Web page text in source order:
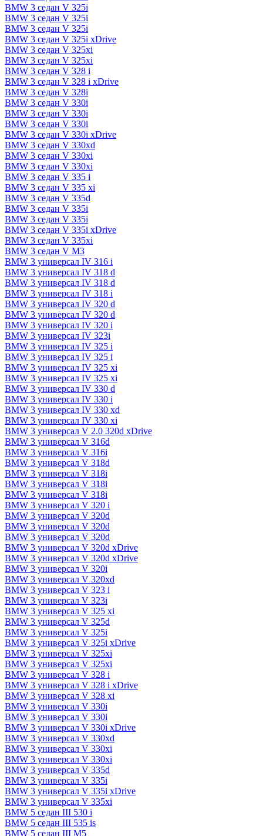
BMW 3 седан V 325i
BMW 3 седан V 325i
BMW 3 седан V 325i
BMW 3 седан V 325i xDrive
BMW 3 седан V 325xi
BMW 3 седан V 325xi
BMW 3 седан V 328 i
BMW 3 седан V 328 i xDrive
BMW 3 седан V 328i
BMW 3 седан V 330i
BMW 3 седан V 330i
BMW 3 седан V 330i
BMW 3 седан V 330i xDrive
BMW 3 седан V 330xd
BMW 3 седан V 330xi
BMW 3 седан V 330xi
BMW 3 седан V 335 i
BMW 3 седан V 335 xi
BMW 3 седан V 335d
BMW 3 седан V 335i
BMW 3 седан V 335i
BMW 3 седан V 335i xDrive
BMW 3 седан V 335xi
BMW 3 седан V M3
BMW 3 универсал IV 316 i
BMW 3 универсал IV 318 d
BMW 3 универсал IV 318 d
BMW 3 универсал IV 318 i
BMW 3 универсал IV 320 d
BMW 3 универсал IV 320 d
BMW 3 универсал IV 320 i
BMW 3 универсал IV 323i
BMW 3 универсал IV 325 i
BMW 3 универсал IV 325 i
BMW 3 универсал IV 325 xi
BMW 3 универсал IV 325 xi
BMW 3 универсал IV 330 d
BMW 3 универсал IV 330 i
BMW 3 универсал IV 330 xd
BMW 3 универсал IV 330 xi
BMW 3 универсал V 2.0 320d xDrive
BMW 3 универсал V 316d
BMW 3 универсал V 316i
BMW 3 универсал V 318d
BMW 3 универсал V 318i
BMW 3 универсал V 318i
BMW 3 универсал V 318i
BMW 3 универсал V 320 i
BMW 3 универсал V 320d
BMW 3 универсал V 320d
BMW 3 универсал V 320d
BMW 3 универсал V 320d xDrive
BMW 3 универсал V 320d xDrive
BMW 3 универсал V 320i
BMW 3 универсал V 320xd
BMW 3 универсал V 323 i
BMW 3 универсал V 323i
BMW 3 универсал V 325 xi
BMW 3 универсал V 325d
BMW 3 универсал V 325i
BMW 3 универсал V 325i xDrive
BMW 3 универсал V 325xi
BMW 3 универсал V 325xi
BMW 3 универсал V 328 i
BMW 3 универсал V 328 i xDrive
BMW 3 универсал V 328 xi
BMW 3 универсал V 330i
BMW 3 универсал V 330i
BMW 3 универсал V 330i xDrive
BMW 3 универсал V 330xd
BMW 3 универсал V 330xi
BMW 3 универсал V 330xi
BMW 3 универсал V 335d
BMW 3 универсал V 335i
BMW 3 универсал V 335i xDrive
BMW 3 универсал V 335xi
BMW 5 седан III 530 i
BMW 5 седан III 535 is
BMW 5 седан III M5